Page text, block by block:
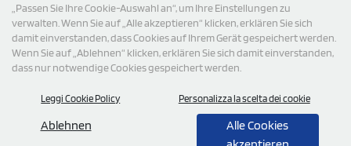
„Passen Sie Ihre Cookie-Auswahl an“, um Ihre Einstellungen zu
verwalten. Wenn Sie auf „Alle akzeptieren“ klicken, erklären Sie sich
damit einverstanden, dass Cookies auf Ihrem Gerät gespeichert werden.
Wenn Sie auf „Ablehnen“ klicken, erklären Sie sich damit einverstanden,
dass nur notwendige Cookies gespeichert werden.
Leggi Cookie Policy Personalizza la scelta dei cookie
Ablehnen
Alle Cookies
© 2026 StampaSi s.r.l. ALLE RECHTE SIND VORBEHALTEN -
Steuernummer DE356463144